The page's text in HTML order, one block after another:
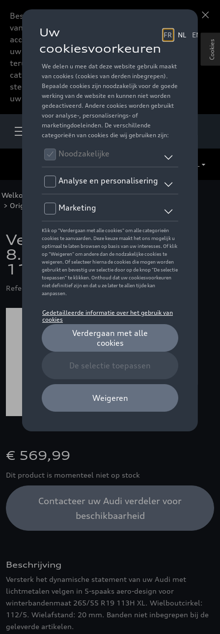
Beste accessoires-lovers,
vanaf nu kan u het hele
accessoire assortiment van
uw favoriete merk
terugvinden in de online
catalogus. Deze kunnen
steeds besteld worden via
uw verdeler.
Welkom Catalogus Audi >Velgen en banden
> Originele velgen > Detail
Velg 5-armig in zilver,
8.5 J x 19, 265/55 R19
113H
Referentie: 4M8071499 8Z8
€ 569,99
Dit product is momenteel niet op stock
Contacteer uw Audi verdeler voor
beschikbaarheid
Beschrijving
Versterk het dynamische statement van uw Audi met
lichtmetalen velgen in 5-spaaks aero-design voor
winterbandenmaat 265/55 R19 113H XL. Wielboutcirkel:
112/5. Wielafstand: 20 mm. Banden niet inbegrepen bij de
geleverde artikelen.
Cookies